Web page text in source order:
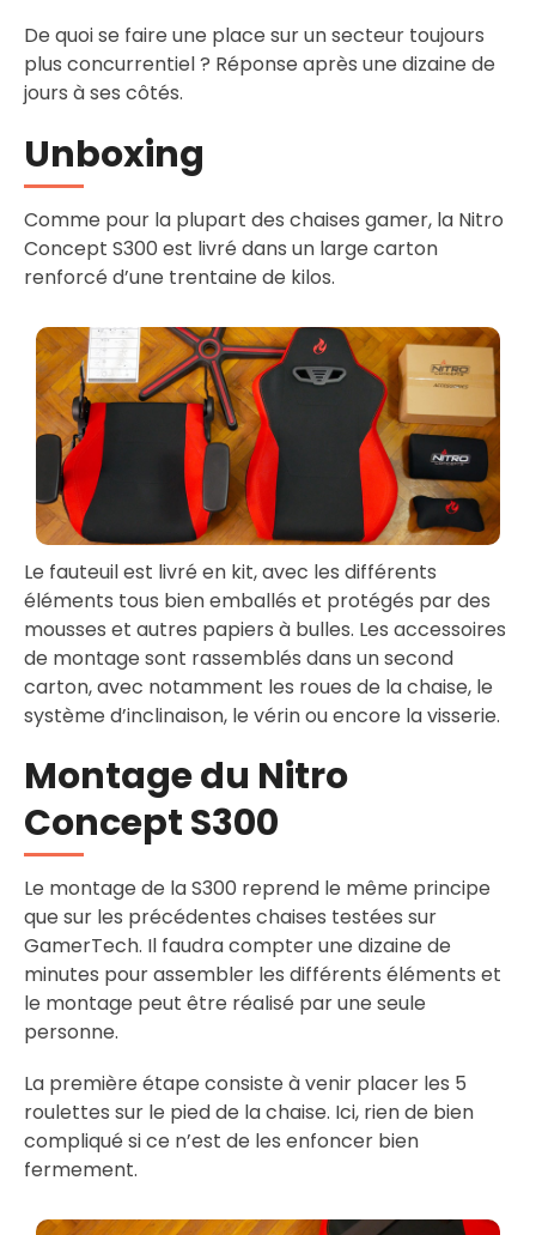
De quoi se faire une place sur un secteur toujours
plus concurrentiel ? Réponse après une dizaine de
jours à ses côtés.
Unboxing
Comme pour la plupart des chaises gamer, la Nitro
Concept S300 est livré dans un large carton
renforcé d’une trentaine de kilos.
Le fauteuil est livré en kit, avec les différents
éléments tous bien emballés et protégés par des
mousses et autres papiers à bulles. Les accessoires
de montage sont rassemblés dans un second
carton, avec notamment les roues de la chaise, le
système d’inclinaison, le vérin ou encore la visserie.
Montage du Nitro
Concept S300
Le montage de la S300 reprend le même principe
que sur les précédentes chaises testées sur
GamerTech. Il faudra compter une dizaine de
minutes pour assembler les différents éléments et
le montage peut être réalisé par une seule
personne.
La première étape consiste à venir placer les 5
roulettes sur le pied de la chaise. Ici, rien de bien
compliqué si ce n’est de les enfoncer bien
fermement.